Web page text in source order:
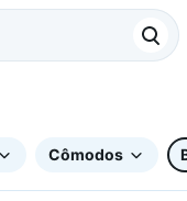
Cômodos